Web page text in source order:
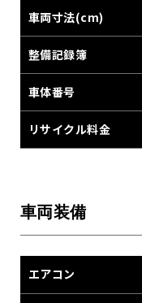
車両寸法(cm)
整備記録簿
車体番号
リサイクル料金
車両装備
エアコン